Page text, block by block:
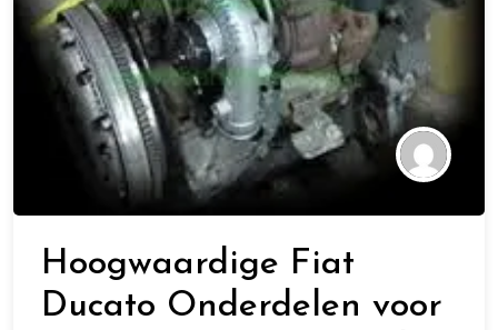
Hoogwaardige Fiat
Ducato Onderdelen voor